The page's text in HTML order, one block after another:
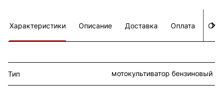
Характеристики Описание Доставка Оплата
Тип мотокультиватор бензиновый